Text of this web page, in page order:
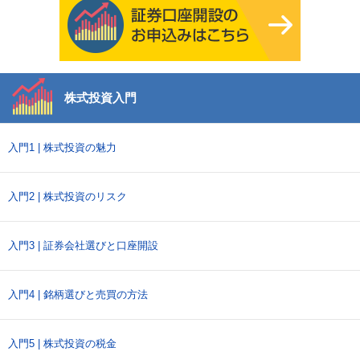
株式投資入門
入門1 | 株式投資の魅力
入門2 | 株式投資のリスク
入門3 | 証券会社選びと口座開設
入門4 | 銘柄選びと売買の方法
入門5 | 株式投資の税金